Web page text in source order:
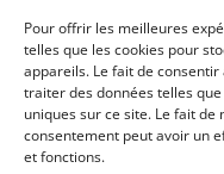
Pour offrir les meilleures
telles que les cookies pour
appareils. Le fait de
traiter des données telles
uniques sur ce site. Le fait
consentement peut avoir un
et fonctions.